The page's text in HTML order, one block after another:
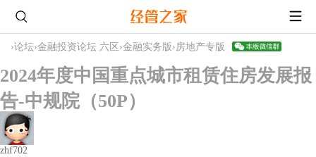
›论坛›金融投资论坛 六区 ›金融实务版 › 房地产专版
2024年度中国重点城市租赁住房发展报
告-中规院（50P）
zhf702